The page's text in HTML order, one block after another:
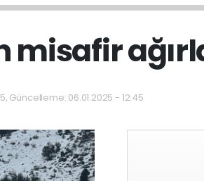
misafir
Güncelleme: 06.01.2025 - 12:45